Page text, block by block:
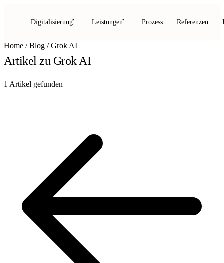
Digitalisierung Leistungen Prozess Referenzen
Home / Blog / Grok AI
Artikel zu Grok AI
1 Artikel gefunden